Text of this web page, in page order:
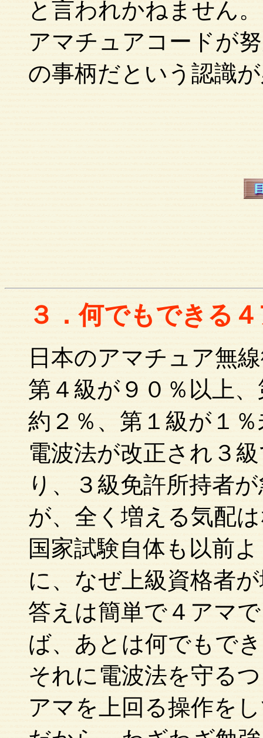
と言われかねません。
アマチュアコードが
の事柄だという認識
３．何でもできる
日本のアマチュア無
第４級が９０％以上
約２％、第１級が１
電波法が改正され３
り、３級免許所持者
が、全く増える気配
国家試験自体も以前
に、なぜ上級資格者
答えは簡単で４アマ
ば、あとは何でもで
それに電波法を守る
アマを上回る操作を